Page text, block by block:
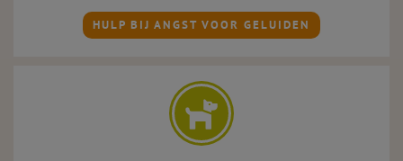
HULP BIJ ANGST VOOR GELUIDEN